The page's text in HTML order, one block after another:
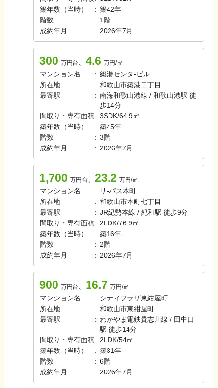
築年数（当時）
: 築42年
階数
: 1階
成約年月
: 2026年7月
300 万円台 4.6 万円/㎡
マンション名 : 築港センタ-ビル
所在地
: 和歌山市築港二丁目
最寄駅
: 南海和歌山港線 / 和歌山港駅 徒
歩14分
間取り・専有面積: 3SDK/64.9㎡
築年数（当時）
: 築45年
階数
: 3階
成約年月
: 2026年7月
1,700 万円台 23.2 万円/㎡
マンション名 : サ-パス本町
所在地
: 和歌山市本町七丁目
最寄駅
: JR紀勢本線 / 紀和駅 徒歩9分
間取り・専有面積: 2LDK/76.9㎡
築年数（当時）
: 築16年
階数
: 2 階
成約年月
: 2026年7月
900 万円台 16.7 万円/㎡
マンション名 : シティプラザ東紺屋町
所在地
: 和歌山市東紺屋町
最寄駅
: わかやま電鉄貴志川線 / 田中口
駅 徒歩14分
間取り・専有面積: 2LDK/54㎡
築年数（当時）
: 築31年
階数
: 6 階
成約年月
: 2026年7月